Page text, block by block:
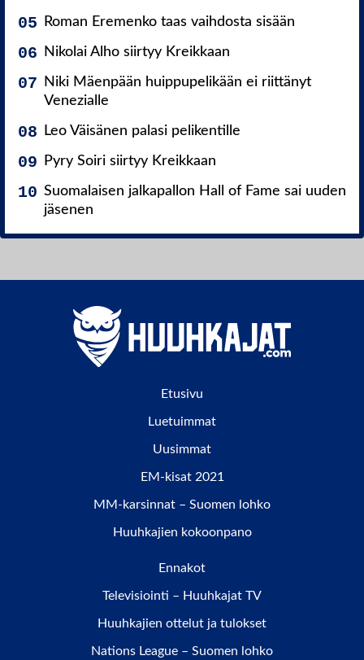
Roman Eremenko taas vaihdosta sisään
Nikolai Alho siirtyy Kreikkaan
Niki Mäenpään huippupelikään ei riittänyt
Venezialle
Leo Väisänen palasi pelikentille
Pyry Soiri siirtyy Kreikkaan
Suomalaisen jalkapallon Hall of Fame sai uuden
jäsenen
Etusivu
Luetuimmat
Uusimmat
EM-kisat 2021
MM-karsinnat – Suomen lohko
Huuhkajien kokoonpano
Ennakot
Televisiointi – Huuhkajat TV
Huuhkajien ottelut ja tulokset
Nations League – Suomen lohko